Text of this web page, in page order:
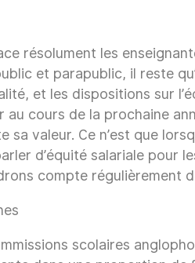
résolument les
et parapublic, il reste
et les dispositions sur
au cours de la prochaine
sa valeur. Ce n’est que
d’équité salariale pour
compte régulièrement
scolaires